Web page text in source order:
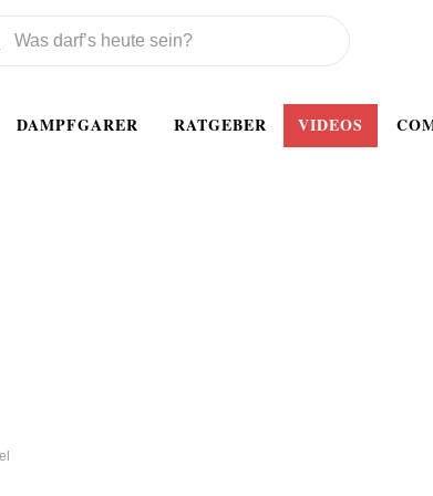
DAMPFGARER RATGEBER VIDEOS
Sie suchen